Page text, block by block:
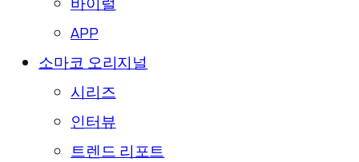
APP
소마코 오리지널
시리즈
인터뷰
트렌드 리포트